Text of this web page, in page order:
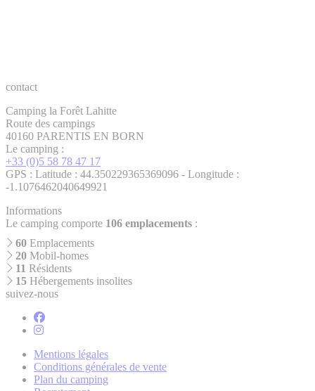
contact
Camping la Forêt Lahitte
Route des campings
40160 PARENTIS EN BORN
Le camping :
+33 (0)5 58 78 47 17
GPS : Latitude : 44.350229365369096 - Longitude :
-1.1076462040649921
Informations
Le camping comporte 106 emplacements :
60 Emplacements
20 Mobil-homes
11 Résidents
15 Hébergements insolites
suivez-nous
Mentions légales
Conditions générales de vente
Plan du camping